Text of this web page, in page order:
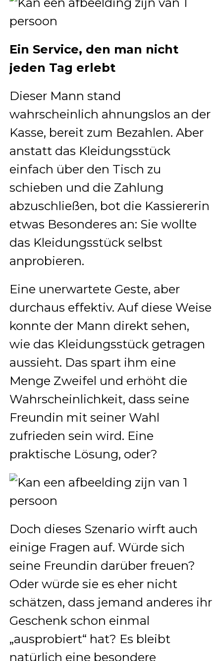
Ein Service, den man nicht
jeden Tag erlebt
Dieser Mann stand
wahrscheinlich ahnungslos an der
Kasse, bereit zum Bezahlen. Aber
anstatt das Kleidungsstück
einfach über den Tisch zu
schieben und die Zahlung
abzuschließen, bot die Kassiererin
etwas Besonderes an: Sie wollte
das Kleidungsstück selbst
anprobieren.
Eine unerwartete Geste, aber
durchaus effektiv. Auf diese Weise
konnte der Mann direkt sehen,
wie das Kleidungsstück getragen
aussieht. Das spart ihm eine
Menge Zweifel und erhöht die
Wahrscheinlichkeit, dass seine
Freundin mit seiner Wahl
zufrieden sein wird. Eine
praktische Lösung, oder?
Doch dieses Szenario wirft auch
einige Fragen auf. Würde sich
seine Freundin darüber freuen?
Oder würde sie es eher nicht
schätzen, dass jemand anderes ihr
Geschenk schon einmal
„ausprobiert“ hat? Es bleibt
natürlich eine besondere